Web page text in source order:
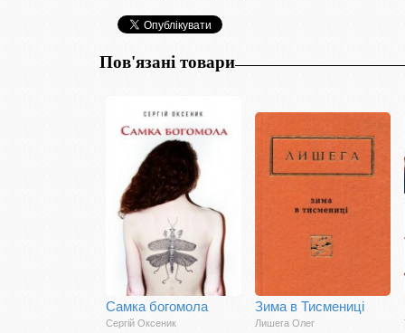
Пов'язані товари
Самка богомола
Сергій Оксеник
Зима в Тисмениці
Лишега Олег